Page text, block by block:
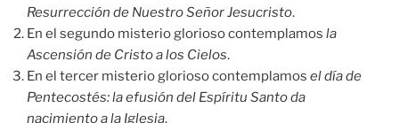
Resurrección de Nuestro Señor Jesucristo.
En el segundo misterio glorioso contemplamos la
Ascensión de Cristo a los Cielos.
En el tercer misterio glorioso contemplamos el día de
Pentecostés: la efusión del Espíritu Santo da
nacimiento a la Iglesia.